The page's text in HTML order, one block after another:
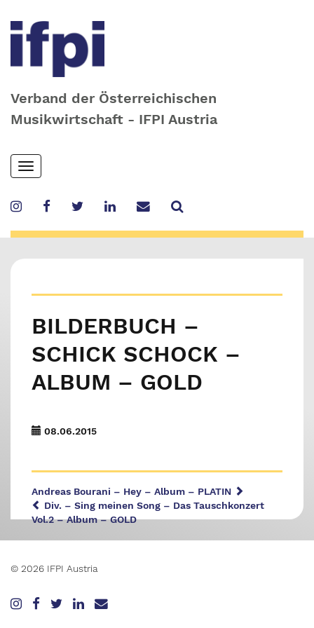
Verband der Österreichischen
Musikwirtschaft - IFPI Austria
Skip
to
content
Toggle
navigation
BILDERBUCH –
SCHICK SCHOCK –
ALBUM – GOLD
08.06.2015
Andreas Bourani – Hey – Album – PLATIN
Div. – Sing meinen Song – Das Tauschkonzert
Vol.2 – Album – GOLD
© 2026 IFPI Austria